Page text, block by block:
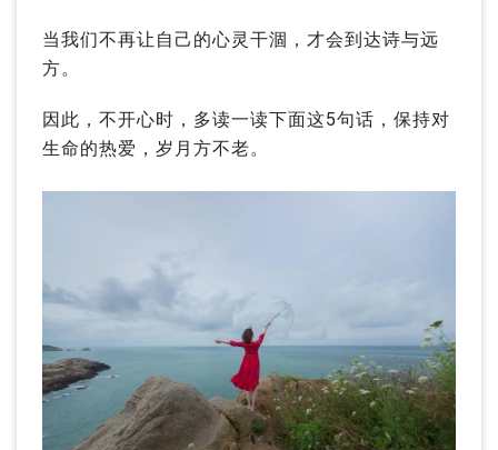
当我们不再让自己的心灵干涸，才会到达诗与远
方。
因此，不开心时，多读一读下面这5句话，保持对
生命的热爱，岁月方不老。